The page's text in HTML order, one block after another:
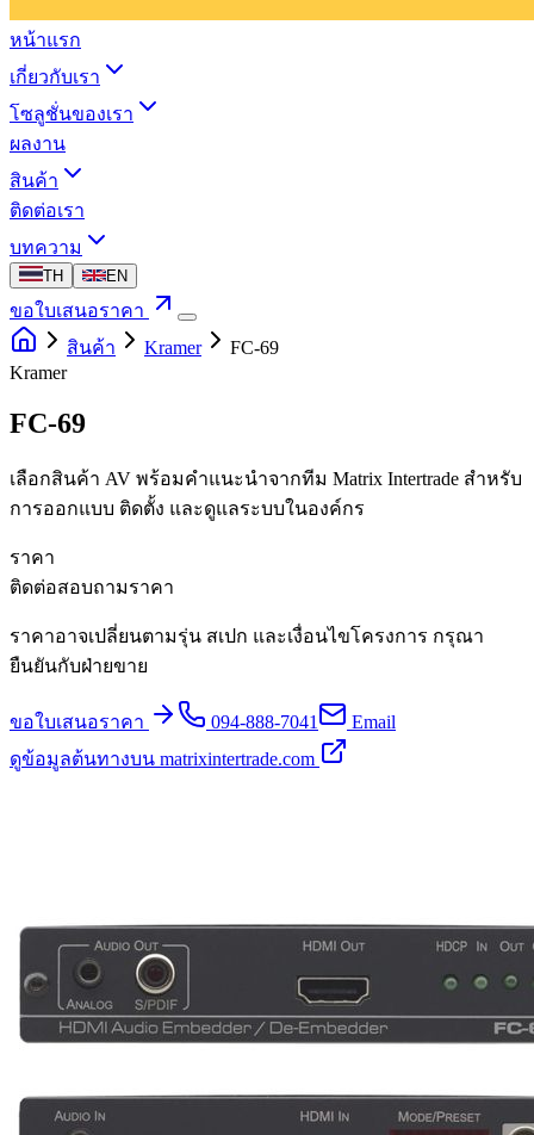
หน้าแรก
เกี่ยวกับเรา
โซลูชั่นของเรา
ผลงาน
สินค้า
ติดต่อเรา
บทความ
TH EN
ขอใบเสนอราคา
สินค้า
Kramer
FC-69
Kramer
FC-69
เลือกสินค้า AV พร้อมคำแนะนำจากทีม Matrix Intertrade สำหรับ
การออกแบบ ติดตั้ง และดูแลระบบในองค์กร
ราคา
ติดต่อสอบถามราคา
ราคาอาจเปลี่ยนตามรุ่น สเปก และเงื่อนไขโครงการ กรุณา
ยืนยันกับฝ่ายขาย
ขอใบเสนอราคา 094-888-7041
Email
ดูข้อมูลต้นทางบน matrixintertrade.com